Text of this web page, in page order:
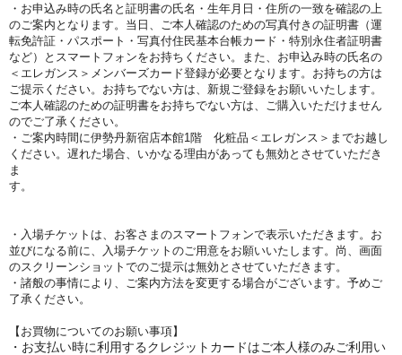
・お申込み時の氏名と証明書の氏名・生年月日・住所の一致を確認の上
のご案内となります。当日、ご本人確認のための写真付きの証明書（運
転免許証・パスポート・写真付住民基本台帳カード・特別永住者証明書
など）とスマートフォンをお持ちください。また、お申込み時の氏名の
＜エレガンス＞メンバーズカード登録が必要となります。お持ちの方は
ご提示ください。お持ちでない方は、新規ご登録をお願いいたします。
ご本人確認のための証明書をお持ちでない方は、ご購入いただけません
のでご了承ください。
・ご案内時間に伊勢丹新宿店本館1階 化粧品＜エレガンス＞までお越し
ください。遅れた場合、いかなる理由があっても無効とさせていただき
ま
す。
・入場チケットは、お客さまのスマートフォンで表示いただきます。お
並びになる前に、入場チケットのご用意をお願いいたします。尚、画面
のスクリーンショットでのご提示は無効とさせていただきます。
・諸般の事情により、ご案内方法を変更する場合がございます。予めご
了承ください。
【お買物についてのお願い事項】
・お支払い時に利用するクレジットカードはご本人様のみご利用い